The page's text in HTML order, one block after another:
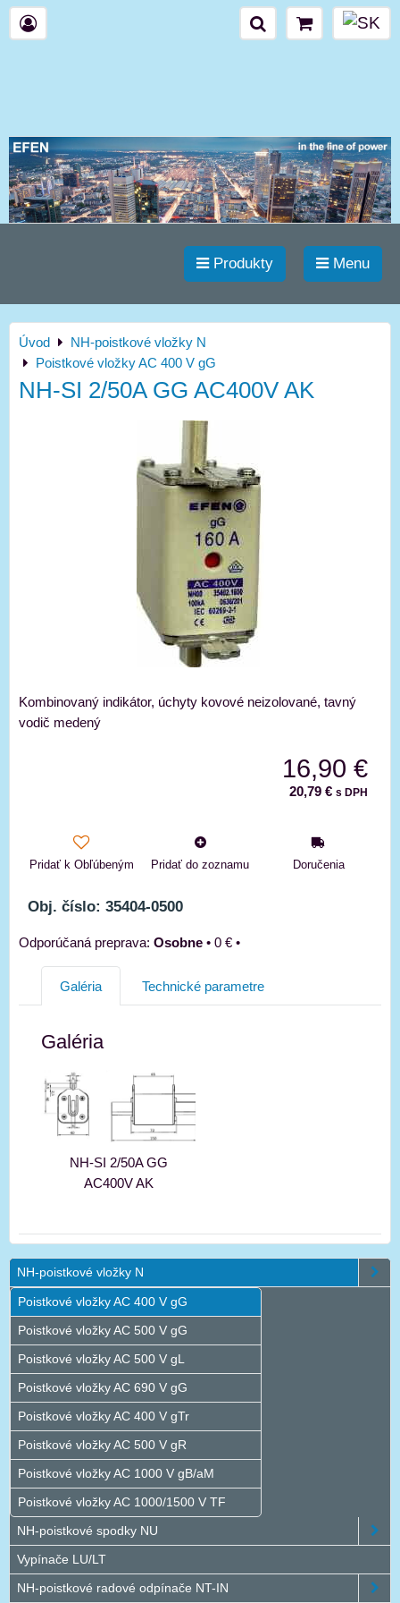
Produkty Menu
Úvod
NH-poistkové vložky N
Poistkové vložky AC 400 V gG
NH-SI 2/50A GG AC400V AK
Kombinovaný indikátor, úchyty kovové neizolované, tavný
vodič medený
16,90 €
20,79 € s DPH
Pridať k Obľúbeným Pridať do zoznamu Doručenia
Obj. číslo: 35404-0500
Osobne • 0 € •
Galéria Technické parametre
Galéria
NH-SI 2/50A GG
AC400V AK
NH-poistkové vložky N
Poistkové vložky AC 400 V gG
Poistkové vložky AC 500 V gG
Poistkové vložky AC 500 V gL
Poistkové vložky AC 690 V gG
Poistkové vložky AC 400 V gTr
Poistkové vložky AC 500 V gR
Poistkové vložky AC 1000 V gB/aM
Poistkové vložky AC 1000/1500 V TF
NH-poistkové spodky NU
Vypínače LU/LT
NH-poistkové radové odpínače NT-IN